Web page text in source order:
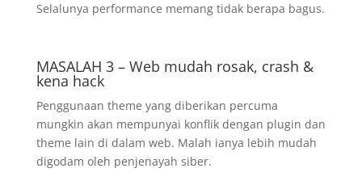
Selalunya performance memang tidak berapa bagus.
MASALAH 3 – Web mudah rosak, crash &
kena hack
Penggunaan theme yang diberikan percuma
mungkin akan mempunyai konflik dengan plugin dan
theme lain di dalam web. Malah ianya lebih mudah
digodam oleh penjenayah siber.